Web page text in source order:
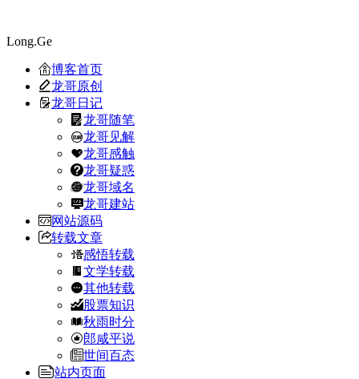
Long.Ge
博客首页
龙哥原创
龙哥日记
龙哥随笔
龙哥见解
龙哥感触
龙哥疑惑
龙哥域名
龙哥建站
网站源码
转载文章
感悟转载
文学转载
其他转载
股票知识
秋雨时分
郎咸平说
世间百态
站内页面